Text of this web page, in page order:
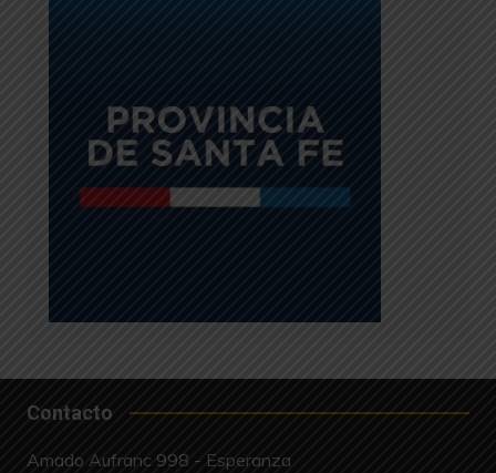
Contacto
Amado Aufranc 998 - Esperanza